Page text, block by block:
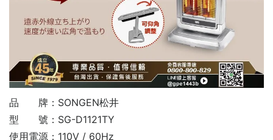
品 牌：SONGEN松井
型 號：SG-D1121TY
使用電源：110V / 60Hz